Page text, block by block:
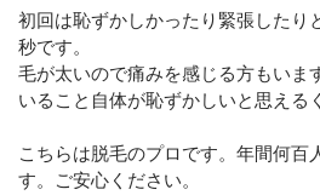
初回は恥ずかしかったり緊張したり
秒です。
毛が太いので痛みを感じる方もいま
いること自体が恥ずかしいと思える
こちらは脱毛のプロです。年間何百
す。ご安心ください。